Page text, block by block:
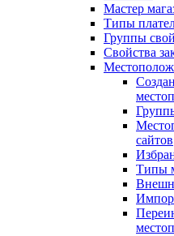
Мастер
Типы
Группы
Свойства
сайтов
Типы